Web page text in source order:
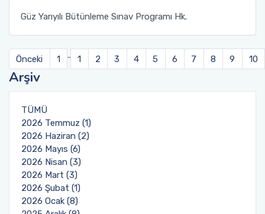
Güz Yarıyılı Bütünleme Sınav Programı Hk.
Önceki 1 .. 1 2 3 4 5 6 7 8 9 10
Arşiv
TÜMÜ
2026 Temmuz (1)
2026 Haziran (2)
2026 Mayıs (6)
2026 Nisan (3)
2026 Mart (3)
2026 Şubat (1)
2026 Ocak (8)